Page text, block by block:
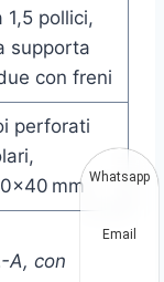
1,5 pollici,
supporta
con freni
perforati
mm
A, con
Whatsapp
Email